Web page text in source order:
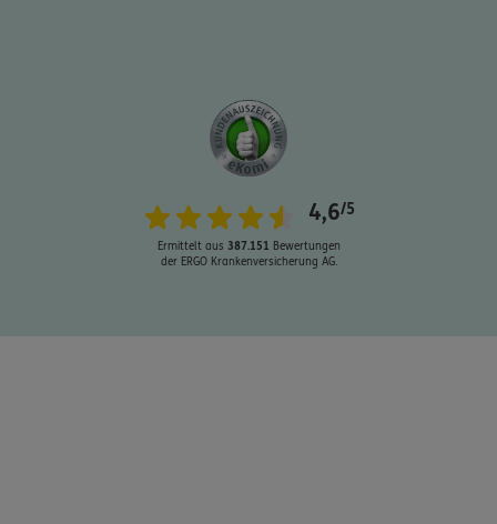
Bequem online oder telefonisch
4,6/5
Ermittelt aus 387.151 Bewertungen
der ERGO Krankenversicherung AG.